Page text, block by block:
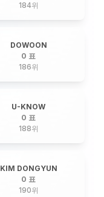
184위
DOWOON
0 표
186위
U-KNOW
0 표
188위
KIM DONGYUN
0 표
190위